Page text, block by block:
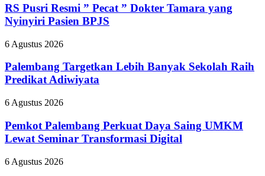
Kilang
Plaju
Tanamkan
Budaya
HSSE
Melalui
Safety
Campaign
Resmi
”
Pecat
Dokter
yang
Nyinyiri
BPJS
RS Pusri Resmi ” Pecat ” Dokter Tamara yang
Nyinyiri Pasien BPJS
Palembang
Lebih
Banyak
Sekolah
Predikat
6 Agustus 2026
Palembang Targetkan Lebih Banyak Sekolah Raih
Predikat Adiwiyata
Pemkot
Perkuat
Daya
Saing
Lewat
6 Agustus 2026
Pemkot Palembang Perkuat Daya Saing UMKM
Lewat Seminar Transformasi Digital
Bupati
6 Agustus 2026